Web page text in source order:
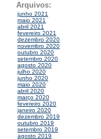
Arquivos:
junho 2021
maio 2021
abril 2021
fevereiro 2021
dezembro 2020
novembro 2020
outubro 2020
setembro 2020
agosto 2020
julho 2020
junho 2020
maio 2020
abril 2020
março 2020
fevereiro 2020
janeiro 2020
dezembro 2019
outubro 2019
setembro 2019
agosto 2019